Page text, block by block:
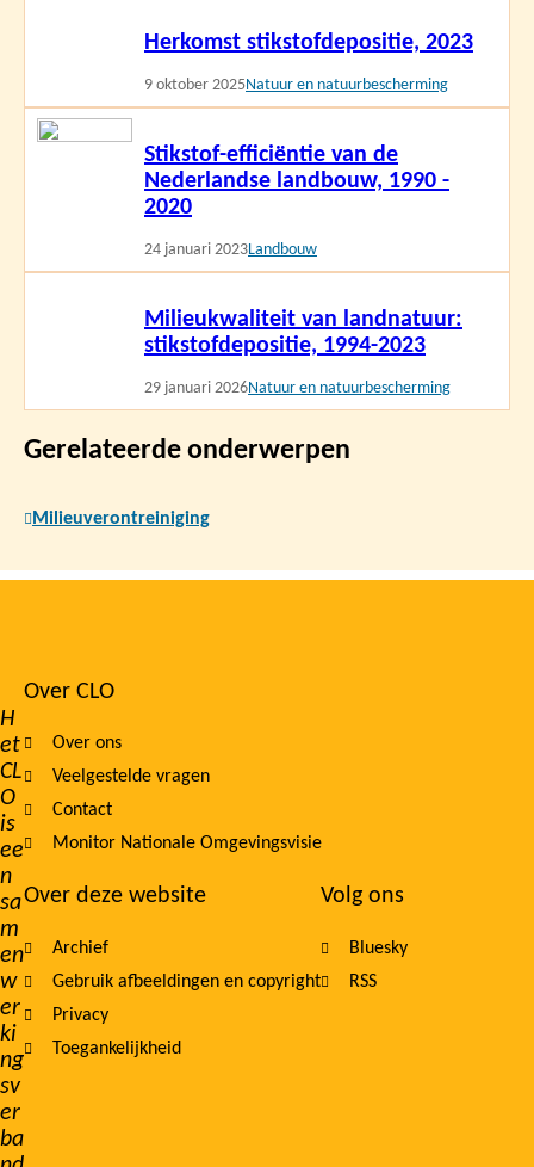
Herkomst stikstofdepositie, 2023
9 oktober 2025Natuur en natuurbescherming
Stikstof-efficiëntie van de
Nederlandse landbouw, 1990 -
2020
24 januari 2023Landbouw
Lees
Milieukwaliteit van landnatuur:
stikstofdepositie, 1994-2023
29 januari 2026Natuur en natuurbescherming
Gerelateerde onderwerpen
Milieuverontreiniging
H
et
CL
O
is
ee
n
sa
m
en
w
er
ki
ng
sv
er
ba
Footer
navigation
Over CLO
Over ons
Veelgestelde vragen
Contact
Monitor Nationale Omgevingsvisie
Over deze website
Archief
Gebruik afbeeldingen en copyright
Privacy
Toegankelijkheid
Volg ons
Bluesky
RSS